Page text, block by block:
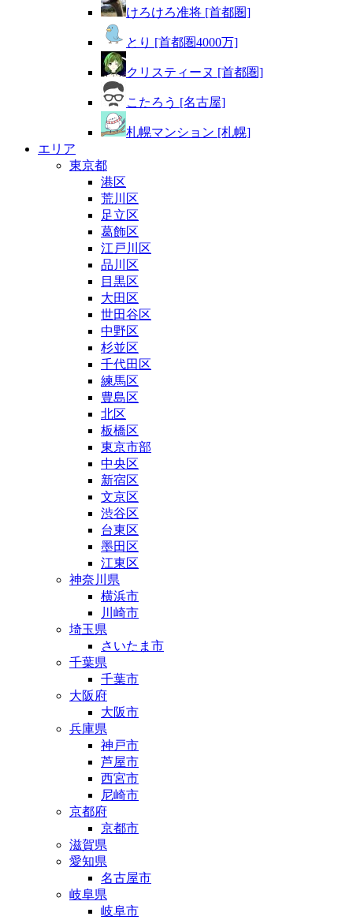
けろけろ准将 [首都圏]
とり [首都圏4000万]
クリスティーヌ [首都圏]
こたろう [名古屋]
札幌マンション [札幌]
エリア
東京都
港区
荒川区
足立区
葛飾区
江戸川区
品川区
目黒区
大田区
世田谷区
中野区
杉並区
千代田区
練馬区
豊島区
北区
板橋区
東京市部
中央区
新宿区
文京区
渋谷区
台東区
墨田区
江東区
神奈川県
横浜市
川崎市
埼玉県
さいたま市
千葉県
千葉市
大阪府
大阪市
兵庫県
神戸市
芦屋市
西宮市
尼崎市
京都府
京都市
滋賀県
愛知県
名古屋市
岐阜県
岐阜市